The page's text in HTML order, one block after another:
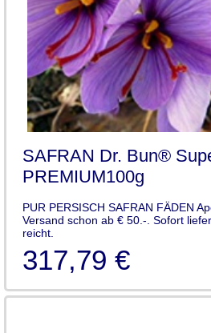
SAFRAN Dr. Bun®
PREMIUM100g
PUR PERSISCH SAFRAN FÄDEN
Versand schon ab € 50.-. Sofort
reicht.
317,79 €